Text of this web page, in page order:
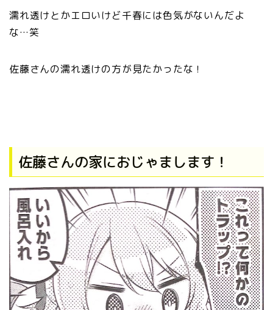
濡れ透けとかエロいけど千春には色気がないんだよ
な…笑
佐藤さんの濡れ透けの方が見たかったな！
佐藤さんの家におじゃまします！